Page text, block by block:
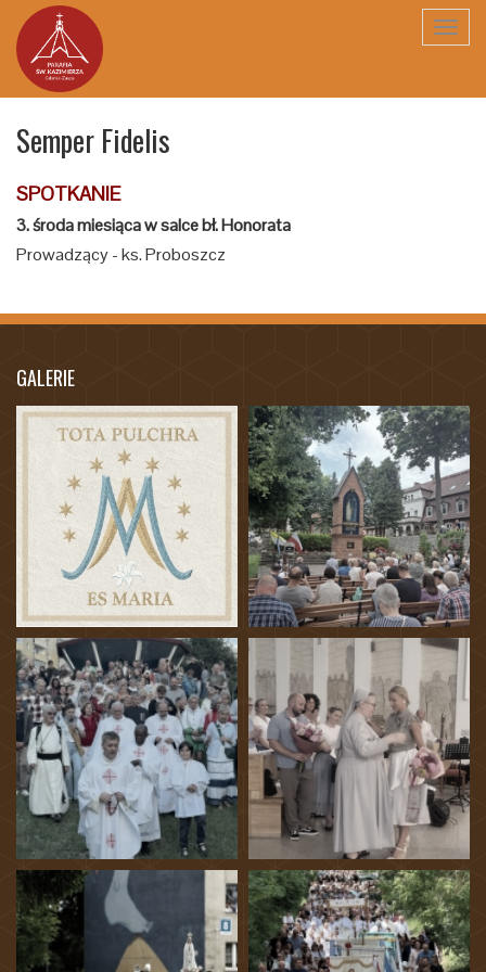
Semper Fidelis
SPOTKANIE
3. środa miesiąca w salce bł. Honorata
Prowadzący - ks. Proboszcz
GALERIE